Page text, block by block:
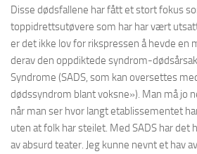
Disse dødsfallene har fått et stort fokus
toppidrettsutøvere som har har vært
er det ikke lov for rikspressen å hevde en
derav den oppdiktede syndrom-
Syndrome (SADS, som kan oversettes
dødssyndrom blant voksne»). Man må jo
når man ser hvor langt etablissementet
uten at folk har steilet. Med SADS har det
av absurd teater. Jeg kunne nevnt et hav